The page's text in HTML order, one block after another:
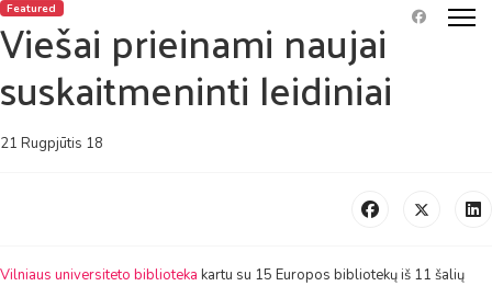
Featured
Viešai prieinami naujai
suskaitmeninti leidiniai
21 Rugpjūtis 18
Vilniaus universiteto biblioteka kartu su 15 Europos bibliotekų iš 11 šalių